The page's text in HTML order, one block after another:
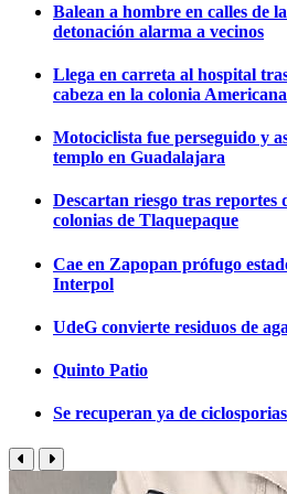
Balean a hombre en calles de
detonación alarma a vecinos
Llega en carreta al hospital
cabeza en la colonia Americana
Motociclista fue perseguido y
templo en Guadalajara
Descartan riesgo tras reportes
colonias de Tlaquepaque
Cae en Zapopan prófugo
Interpol
UdeG convierte residuos de
Quinto Patio
Se recuperan ya de